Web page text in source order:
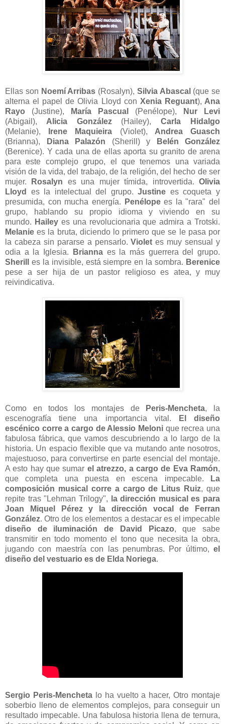
Ellas son Noemí Arribas (Rosalyn), Silvia Abascal (que se
alterna el papel de Olivia Lloyd con Xenia Reguant), Ana
Rayo (Justine), María Pascual (Penélope), Nur Levi
(Abigail), Alicia González (Hailey), Carla Hidalgo
(Melanie), Irene Maquieira (Violet), Andrea Guasch
(Brianna), Diana Palazón (Sherill) y Belén González
(Berenice). Y cada una de ellas aporta su granito de arena
para este complejo grupo, el que tenemos una variada
visión de la vida, del trabajo, de la religión, del hecho de ser
mujer.
Rosalyn es una mujer tímida, introvertida.Olivia
Lloyd
es la intelectual del grupo.Justine es coqueta y
presumida, con mucha energía.
Penélopees la "rara" del
grupo, hablando su propio idioma y viviendo en su
mundo. Haileyes una revolucionaria que admira a Trotski.
Melanie es la bruta, diciendo lo primero que se le pasa por
la cabeza sin pararse a pensarlo.Violet es muy sensual y
odia a la Iglesia.
Briannaes la más guerrera del grupo.
Sherill
es la invisible, está siempre en la sombra. Berenice
pese a ser hija de un pastor religioso es atea, y muy
reivindicativa.
Como en todos los montajes de Peris-Mencheta, la
escenografía tiene una importancia vital.
El diseño
escénico corre a cargo de Alessio Meloni que recrea una
fabulosa fábrica, que vamos descubriendo a lo largo de la
historia. Un espacio flexible que va mutando ante nosotros,
majestuoso, para convertirse en parte esencial del montaje.
A esto hay que sumar el atrezzo, a cargo de Eva Ramón,
que completa una puesta en escena impecable.
La
composición musical corre a cargo de Litus Ruiz, que
repite tras "Lehman Trilogy",
la dirección musical es para
Joan Miquel Pérez y la dirección vocal de Ferran
González. Otro de los elementos a destacar es el impecable
diseño de iluminación de David Picazo, que sabe
transmitir en todo momento el tono que necesita la obra,
jugando con maestría con las penumbras. Por último, el
diseño del vestuario es de Elda Noriega.
Sergio Peris-Menchetalo ha vuelto a hacer, Otro montaje
soberbio lleno de elementos complejos, para conseguir un
resultado impecable. Una fabulosa historia llena de ternura,